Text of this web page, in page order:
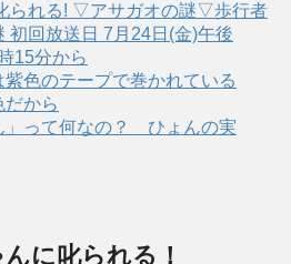
られる! ▽アサガオの謎▽歩行者
回放送日 7月24日(金)午後
15分から
色のテープで巻かれている
から
」って何なの？ ひょんの実
に叱られる！